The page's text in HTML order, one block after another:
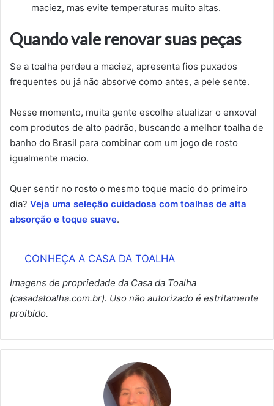
maciez, mas evite temperaturas muito altas.
Quando vale renovar suas peças
Se a toalha perdeu a maciez, apresenta fios puxados
frequentes ou já não absorve como antes, a pele sente.
Nesse momento, muita gente escolhe atualizar o enxoval
com produtos de alto padrão, buscando a melhor toalha de
banho do Brasil para combinar com um jogo de rosto
igualmente macio.
Quer sentir no rosto o mesmo toque macio do primeiro
dia? Veja uma seleção cuidadosa com toalhas de alta
absorção e toque suave.
CONHEÇA A CASA DA TOALHA
Imagens de propriedade da Casa da Toalha
(casadatoalha.com.br). Uso não autorizado é estritamente
proibido.